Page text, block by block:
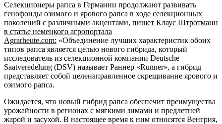
Селекционеры рапса в Германии продолжают развивать
генофонды озимого и ярового рапса в ходе селекционных
поколений с различными акцентами, пишет Клаус Штротманн
в статье немецкого агропортала
Аgrarheute.com: «Объединение лучших характеристик обоих
типов рапса является целью нового гибрида, который
исследователь из селекционной компании Deutsche
Saatveredelung (DSV) называет Раннер «Runner», а гибрид
представляет собой целенаправленное скрещивание ярового и
озимого рапса.
Ожидается, что новый гибрид рапса обеспечит преимущества
урожайности в регионах с мягкими зимами и предлетней
жарой и засухой. В настоящее время к ним относятся Венгрия,